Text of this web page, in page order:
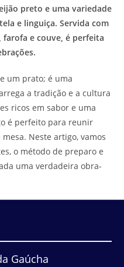
preto e uma variedade
e linguiça. Servida com
e couve, é perfeita
um prato; é uma
a tradição e a cultura
ricos em sabor e uma
é perfeito para reunir
Neste artigo, vamos
o método de preparo e
uma verdadeira obra-
Gaúcha